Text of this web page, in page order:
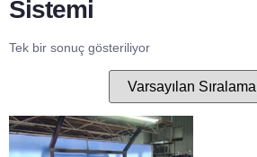
Sistemi
Tek bir sonuç gösteriliyor